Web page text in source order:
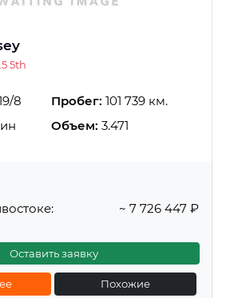
5th
8 Пробег: 101 739 км.
Объем: 3.471
~ 7 726 447 ₽
Оставить заявку
Похожие